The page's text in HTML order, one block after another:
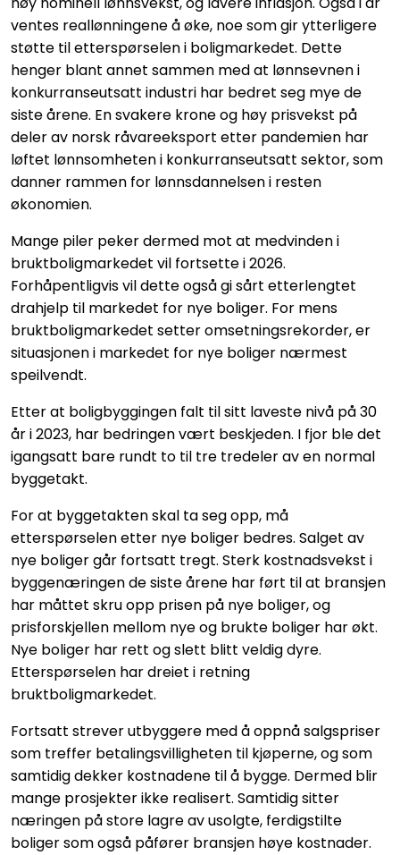
ventes reallønningene å øke, noe som gir ytterligere
støtte til etterspørselen i boligmarkedet. Dette
henger blant annet sammen med at lønnsevnen i
konkurranseutsatt industri har bedret seg mye de
siste årene. En svakere krone og høy prisvekst på
deler av norsk råvareeksport etter pandemien har
løftet lønnsomheten i konkurranseutsatt sektor, som
danner rammen for lønnsdannelsen i resten
økonomien.
Mange piler peker dermed mot at medvinden i
bruktboligmarkedet vil fortsette i 2026.
Forhåpentligvis vil dette også gi sårt etterlengtet
drahjelp til markedet for nye boliger. For mens
bruktboligmarkedet setter omsetningsrekorder, er
situasjonen i markedet for nye boliger nærmest
speilvendt.
Etter at boligbyggingen falt til sitt laveste nivå på 30
år i 2023, har bedringen vært beskjeden. I fjor ble det
igangsatt bare rundt to til tre tredeler av en normal
byggetakt.
For at byggetakten skal ta seg opp, må
etterspørselen etter nye boliger bedres. Salget av
nye boliger går fortsatt tregt. Sterk kostnadsvekst i
byggenæringen de siste årene har ført til at bransjen
har måttet skru opp prisen på nye boliger, og
prisforskjellen mellom nye og brukte boliger har økt.
Nye boliger har rett og slett blitt veldig dyre.
Etterspørselen har dreiet i retning
bruktboligmarkedet.
Fortsatt strever utbyggere med å oppnå salgspriser
som treffer betalingsvilligheten til kjøperne, og som
samtidig dekker kostnadene til å bygge. Dermed blir
mange prosjekter ikke realisert. Samtidig sitter
næringen på store lagre av usolgte, ferdigstilte
boliger som også påfører bransjen høye kostnader.